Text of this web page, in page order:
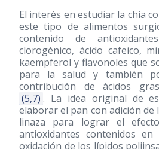
El interés en estudiar la chía
este tipo de alimentos
contenido de
clorogénico, ácido cafeico,
kaempferol y flavonoles que
para la salud y también
contribución de ácidos
(5,7) . La idea original de
elaborar el pan con adición de
linaza para lograr el
antioxidantes contenidos
oxidación de los lípidos